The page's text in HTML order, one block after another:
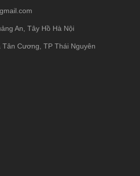
An, Tây Hồ Hà Nội
Tân Cương, TP Thái Nguyên